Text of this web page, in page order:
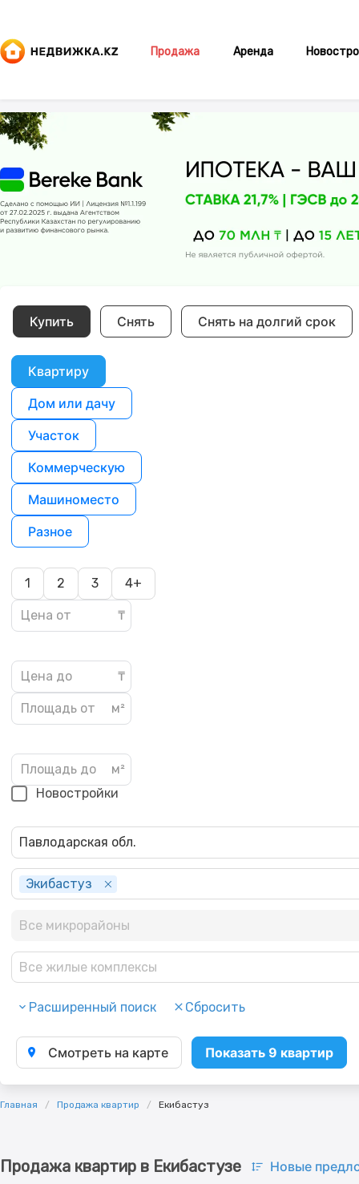
Продажа Аренда
Купить Снять Снять на долгий срок
Квартиру
Дом или дачу
Участок
Коммерческую
Машиноместо
Разное
1 2 3 4+
Новостройки
Павлодарская обл.
Экибастуз
Все микрорайоны
Все жилые комплексы
Расширенный поиск Сбросить
Смотреть на карте Показать 9 квартир
Главная Продажа квартир Екибастуз
Продажа квартир в Екибастузе Новые